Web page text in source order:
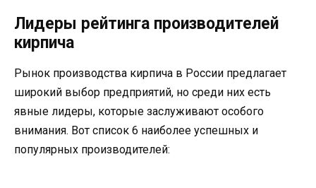
Лидеры рейтинга производителей
кирпича
Рынок производства кирпича в России предлагает
широкий выбор предприятий, но среди них есть
явные лидеры, которые заслуживают особого
внимания. Вот список 6 наиболее успешных и
популярных производителей: